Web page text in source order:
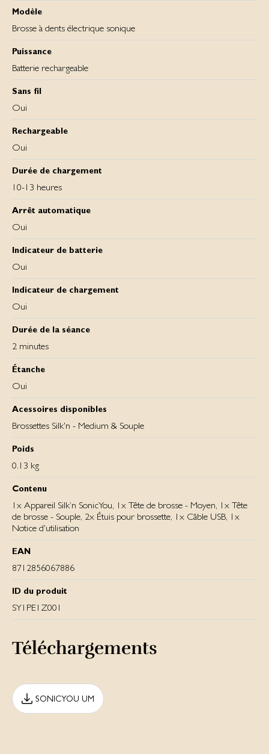
Modèle
Brosse à dents électrique sonique
Puissance
Batterie rechargeable
Sans fil
Oui
Rechargeable
Oui
Durée de chargement
10-13 heures
Arrêt automatique
Oui
Indicateur de batterie
Oui
Indicateur de chargement
Oui
Durée de la séance
2 minutes
Étanche
Oui
Acessoires disponibles
Brossettes Silk'n - Medium & Souple
Poids
0.13 kg
Contenu
1x Appareil Silk’n SonicYou, 1x Tête de brosse - Moyen, 1x Tête
de brosse - Souple, 2x Étuis pour brossette, 1x Câble USB, 1x
Notice d'utilisation
EAN
8712856067886
ID du produit
SY1PE1Z001
Téléchargements
SONICYOU UM